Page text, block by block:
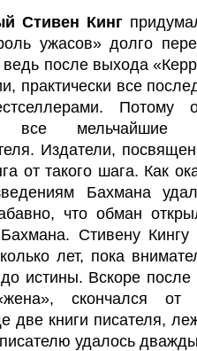
Стивен Кинг
ужасов» долго
ведь после выхода
практически все
Потому
все мельчайшие
Издатели,
от такого шага. Как
Бахмана
что обман
Стивену
лет, пока
истины. Вскоре
скончался от
две книги писателя,
удалось